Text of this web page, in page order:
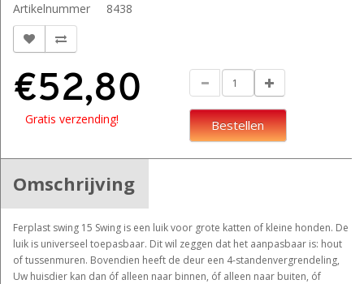
Artikelnummer 8438
€52,80
Gratis verzending! Bestellen
Omschrijving
Ferplast swing 15 Swing is een luik voor grote katten of kleine honden. De
luik is universeel toepasbaar. Dit wil zeggen dat het aanpasbaar is: hout
of tussenmuren. Bovendien heeft de deur een 4-standenvergrendeling,
Uw huisdier kan dan óf alleen naar binnen, óf alleen naar buiten, óf